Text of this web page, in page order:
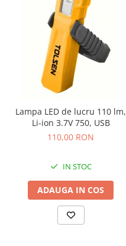
Lampa LED de lucru 110 lm,
Li-ion 3.7V 750, USB
110,00 RON
IN STOC
ADAUGA IN COS